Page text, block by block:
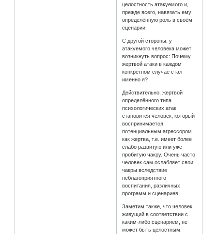
целостность атакуемого и,
прежде всего, навязать ему
определённую роль в своём
сценарии.
С другой стороны, у
атакуемого человека может
возникнуть вопрос: Почему
жертвой атаки в каждом
конкретном случае стал
именно я?
Действительно, жертвой
определённого типа
психологических атак
становится человек, который
воспринимается
потенциальным агрессором
как жертва, т.е. имеет более
слабо развитую или уже
пробитую чакру. Очень часто
человек сам ослабляет свои
чакры вследствие
неблагоприятного
воспитания, различных
программ и сценариев.
Заметим также, что человек,
живущий в соответствии с
каким-либо сценарием, не
может быть целостным.